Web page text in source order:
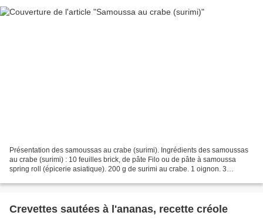
Présentation des samoussas au crabe (surimi). Ingrédients des samoussas
au crabe (surimi) : 10 feuilles brick, de pâte Filo ou de pâte à samoussa
spring roll (épicerie asiatique). 200 g de surimi au crabe. 1 oignon. 3
Crevettes sautées à l'ananas, recette créole